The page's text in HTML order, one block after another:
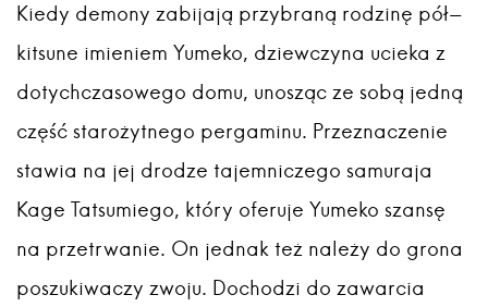
Kiedy demony zabijają przybraną rodzinę pół-
kitsune imieniem Yumeko, dziewczyna ucieka z
dotychczasowego domu, unosząc ze sobą jedną
część starożytnego pergaminu. Przeznaczenie
stawia na jej drodze tajemniczego samuraja
Kage Tatsumiego, który oferuje Yumeko szansę
na przetrwanie. On jednak też należy do grona
poszukiwaczy zwoju. Dochodzi do zawarcia